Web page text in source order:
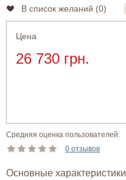
В список желаний (0)
Цена
26 730 грн.
Средняя оценка пользователей:
0 отзывов
Основные характеристики